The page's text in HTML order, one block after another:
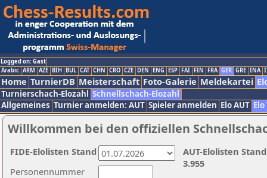
Logged on: Gast
Arabic ARM AZE BIH BUL CAT CHN CRO CZE DEN ENG ESP FAI FIN FRA GER GRE INA
Home TurnierDB Meisterschaft Foto-Galerie Meldekartei
Turnierschach-Elozahl Schnellschach-Elozahl
Allgemeines Turnier anmelden: AUT Spieler anmelden Elo AUT
Willkommen bei den offiziellen
Personennummer
AUT-Elolisten
3.955
FIDE-Elolisten Stand